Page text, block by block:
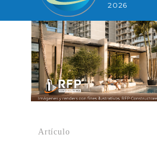
2026
Artículo